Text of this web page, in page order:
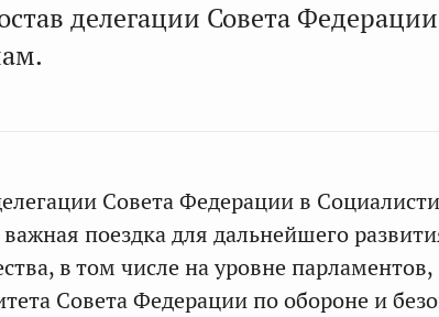
делегации Совета
Совета Федерации в
поездка для дальнейшего
в том числе на уровне парламентов,
Совета Федерации по обороне и